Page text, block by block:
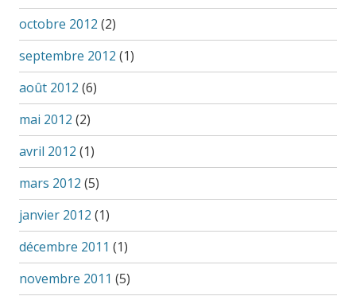
octobre 2012 (2)
septembre 2012 (1)
août 2012 (6)
mai 2012 (2)
avril 2012 (1)
mars 2012 (5)
janvier 2012 (1)
décembre 2011 (1)
novembre 2011 (5)